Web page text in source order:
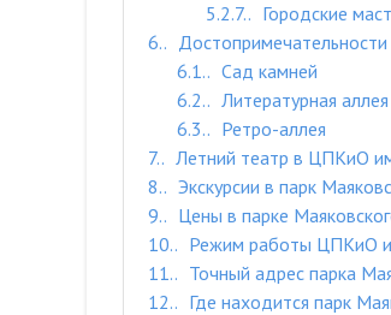
5.2.7.
Городские
6.
Достопримечательности
6.1.
Сад камней
6.2.
Литературная аллея
6.3.
Ретро-аллея
7.
Летний театр в ЦПКиО
8.
Экскурсии в парк
9.
Цены в парке
10.
Режим работы ЦПКиО
11.
Точный адрес парка
12.
Где находится парк